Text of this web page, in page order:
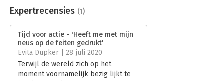
Uitgever:
Uitgeverij Pluim
Verschijningsdatum:
Hoofdrubriek: Mens en maatschappij
Expertrecensies (1)
Tijd voor actie - 'Heeft me met mijn
neus op de feiten gedrukt'
Evita Dupker | 28 juli 2020
Terwijl de wereld zich op het
moment voornamelijk bezig lijkt te